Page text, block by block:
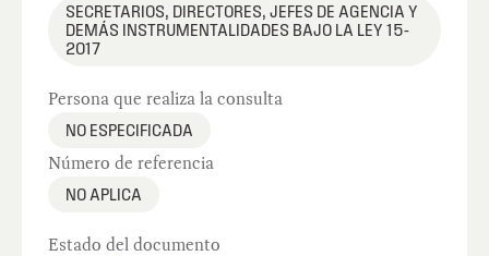
SECRETARIOS, DIRECTORES, JEFES DE AGENCIA Y
DEMÁS INSTRUMENTALIDADES BAJO LA LEY 15-
2017
Persona que realiza la consulta
NO ESPECIFICADA
Número de referencia
NO APLICA
Estado del documento